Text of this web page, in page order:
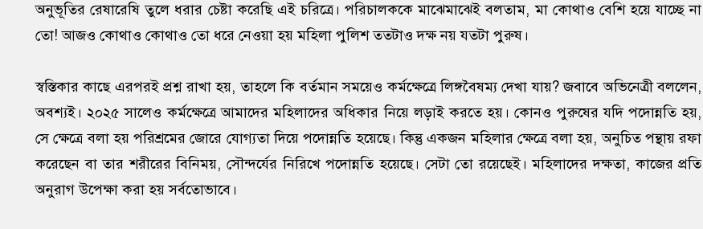
অনুভূতির রেষারেষি তুলে ধরার চেষ্টা করেছি এই চরিত্রে। পরিচালককে মাঝেমাঝেই বলতাম, মা কোথাও বেশি হয়ে যাচ্ছে না
তো! আজও কোথাও কোথাও তো ধরে নেওয়া হয় মহিলা পুলিশ ততটাও দক্ষ নয় যতটা পুরুষ।
স্বস্তিকার কাছে এরপরই প্রশ্ন রাখা হয়, তাহলে কি বর্তমান সময়েও কর্মক্ষেত্রে লিঙ্গবৈষম্য দেখা যায়? জবাবে অভিনেত্রী বললেন,
অবশ্যই। ২০২৫ সালেও কর্মক্ষেত্রে আমাদের মহিলাদের অধিকার নিয়ে লড়াই করতে হয়। কোনও পুরুষের যদি পদোন্নতি হয়,
সে ক্ষেত্রে বলা হয় পরিশ্রমের জোরে যোগ্যতা দিয়ে পদোন্নতি হয়েছে। কিন্তু একজন মহিলার ক্ষেত্রে বলা হয়, অনুচিত পন্থায় রফা
করেছেন বা তার শরীরের বিনিময়, সৌন্দর্যের নিরিখে পদোন্নতি হয়েছে। সেটা তো রয়েছেই। মহিলাদের দক্ষতা, কাজের প্রতি
অনুরাগ উপেক্ষা করা হয় সর্বতোভাবে।